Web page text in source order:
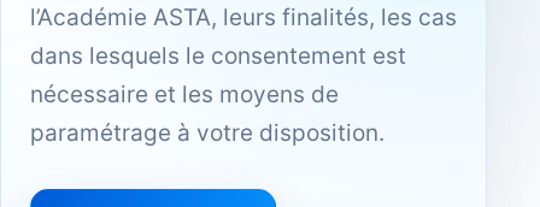
l’Académie ASTA, leurs finalités, les cas
dans lesquels le consentement est
nécessaire et les moyens de
paramétrage à votre disposition.